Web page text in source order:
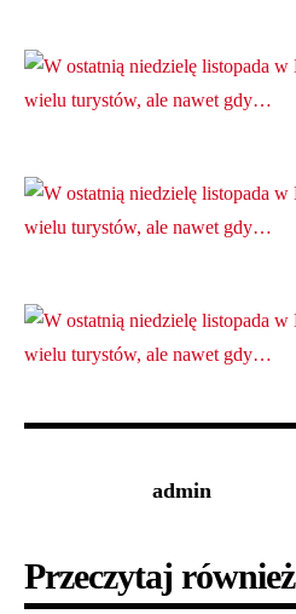
admin
Przeczytaj również